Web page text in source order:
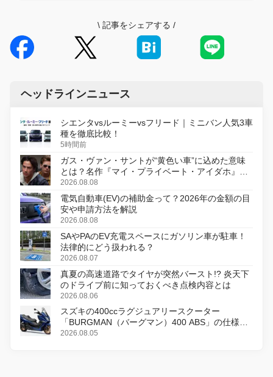
\ 記事をシェアする /
ヘッドラインニュース
シエンタvsルーミーvsフリード｜ミニバン人気3車
種を徹底比較！
5時間前
ガス・ヴァン・サントが“黄色い車”に込めた意味
とは？名作『マイ・プライベート・アイダホ』が
初のデジタルリマスター版で復活
2026.08.08
電気自動車(EV)の補助金って？2026年の金額の目
安や申請方法を解説
2026.08.08
SAやPAのEV充電スペースにガソリン車が駐車！
法律的にどう扱われる？
2026.08.07
真夏の高速道路でタイヤが突然バースト!? 炎天下
のドライブ前に知っておくべき点検内容とは
2026.08.06
スズキの400ccラグジュアリースクーター
「BURGMAN（バーグマン）400 ABS」の仕様を
変更し、8月18日に発売
2026.08.05